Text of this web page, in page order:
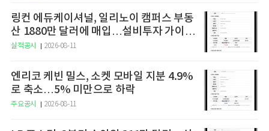
링컨 에듀케이셔널, 일리노이 캠퍼스 부동
산 1880만 달러에 매입…설비투자 가이드
라인 상향
실적공시 2026-08-11
엔리코 케빈 밀스, 소켓 모바일 지분 4.9%
로 축소…5% 미만으로 하락
주요공시 2026-08-11